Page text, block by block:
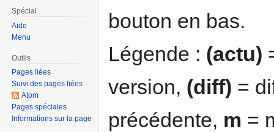
bouton en bas.
Légende : (actu)
version, (diff) =
précédente, m =
Spécial
Aide
Menu
Outils
Pages liées
Suivi des pages liées
Atom
Pages spéciales
Informations sur la page